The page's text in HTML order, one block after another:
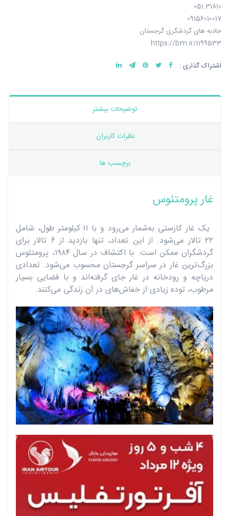
051.31810
09156010017
جاذبه های گردشگری گرجستان
https://b2n.ir/n99533
اشتراک گذاری :
توضیحات بیشتر
نظرات کاربران
برچسب ها
غار پرومتئوس
یک غار کارستی به‌شمار می‌رود و با ۱۱ کیلومتر طول، شامل
۲۲ تالار می‌شود. از این تعداد، تنها بازدید از ۶ تالار برای
گردشگران ممکن است. با اکتشاف در سال ۱۹۸۴، پرومتئوس
بزرگ‌ترین غار در سراسر گرجستان محسوب می‌شود. تعدادی
دریاچه و رودخانه در غار جای گرفته‌اند و با فضایی بسیار
مرطوب، توده زیادی از خفاش‌های در آن زندگی می‌کنند.